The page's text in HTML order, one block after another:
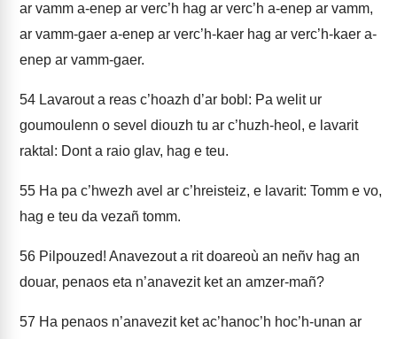
ar vamm a-enep ar verc’h hag ar verc’h a-enep ar vamm,
ar vamm-gaer a-enep ar verc’h-kaer hag ar verc’h-kaer a-
enep ar vamm-gaer.
54 Lavarout a reas c’hoazh d’ar bobl: Pa welit ur
goumoulenn o sevel diouzh tu ar c’huzh-heol, e lavarit
raktal: Dont a raio glav, hag e teu.
55 Ha pa c’hwezh avel ar c’hreisteiz, e lavarit: Tomm e vo,
hag e teu da vezañ tomm.
56 Pilpouzed! Anavezout a rit doareoù an neñv hag an
douar, penaos eta n’anavezit ket an amzer-mañ?
57 Ha penaos n’anavezit ket ac’hanoc’h hoc’h-unan ar